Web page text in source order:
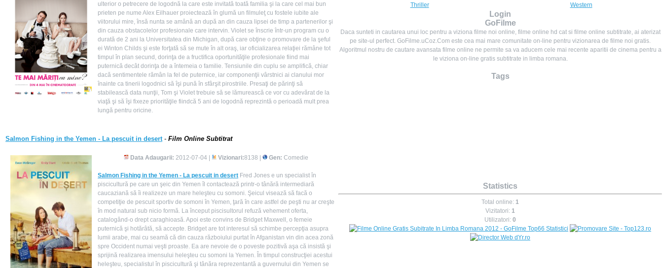
ulterior o petrecere de logodnă la care este invitată toată familia şi la care cel mai bun
prieten pe nume Alex Eilhauer proiectează în glumă un filmuleţ cu fostele iubite ale
viitorului mire, însă nunta se amână an după an din cauza lipsei de timp a partenerilor şi
din cauza obstacolelor profesionale care intervin. Violet se înscrie într-un program cu o
durată de 2 ani la Universitatea din Michigan, după care obţine o promovare de la şeful
ei Winton Childs şi este forţată să se mute în alt oraş, iar oficializarea relaţiei rămâne tot
timpul în plan secund, dorinţa de a fructifica oportunităţile profesionale fiind mai
puternică decât dorinţa de a întemeia o familie. Tensiunile din cuplu se amplifică, chiar
dacă sentimentele rămân la fel de puternice, iar componenţii vârstnici ai clanului mor
înainte ca tinerii logodnici să îşi pună în sfârşit pirostriile. Presaţi de părinţi să
stabilească data nunţii, Tom şi Violet trebuie să se lămurească ce vor cu adevărat de la
viaţă şi să îşi fixeze priorităţile fiindcă 5 ani de logodnă reprezintă o perioadă mult prea
lungă pentru oricine.
Salmon Fishing in the Yemen - La pescuit in desert- Film Online Subtitrat
Data Adaugarii: 2012-07-04 | Vizionari:8138 | Gen: Comedie
Salmon Fishing in the Yemen - La pescuit in desert Fred Jones e un specialist în
piscicultură pe care un şeic din Yemen îl contactează printr-o tânără intermediară
caucaziană să îi realizeze un mare heleşteu cu somoni. Şeicul visează să facă o
competiţie de pescuit sportiv de somoni în Yemen, ţară în care astfel de peşti nu ar creşte
în mod natural sub nicio formă. La început piscisultorul refuză vehement oferta,
catalogând-o drept caraghioasă. Apoi este convins de Bridget Maxwell, o femeie
puternică şi hotărâtă, să accepte. Bridget are tot interesul să schimbe percepţia asupra
lumii arabe, mai cu seamă că din cauza războiului purtat în Afganistan vin din acea zonă
spre Occident numai veşti proaste. Ea are nevoie de o poveste pozitivă aşa că insistă şi
sprijină realizarea imensului heleşteu cu somoni la Yemen. În timpul construcţiei acestui
heleşteu, specialistul în piscicultură şi tânăra reprezentantă a guvernului din Yemen se
Thriller
Western
Login
GoFilme
Daca sunteti in cautarea unui loc pentru a viziona filme noi online, filme online hd cat si filme online subtitrate, ai aterizat
pe site-ul perfect. GoFilme.uCoz.Com este cea mai mare comunitate on-line pentru vizionarea de filme noi gratis.
Algoritmul nostru de cautare avansata filme online ne permite sa va aducem cele mai recente aparitii de cinema pentru a
le viziona on-line gratis subtitrate in limba romana.
Tags
Statistics
Total online: 1
Vizitatori: 1
Utilizatori: 0